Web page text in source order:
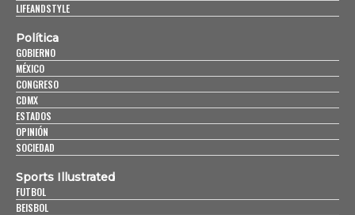
LIFEANDSTYLE
Política
GOBIERNO
MÉXICO
CONGRESO
CDMX
ESTADOS
OPINIÓN
SOCIEDAD
Sports Illustrated
FUTBOL
BEISBOL